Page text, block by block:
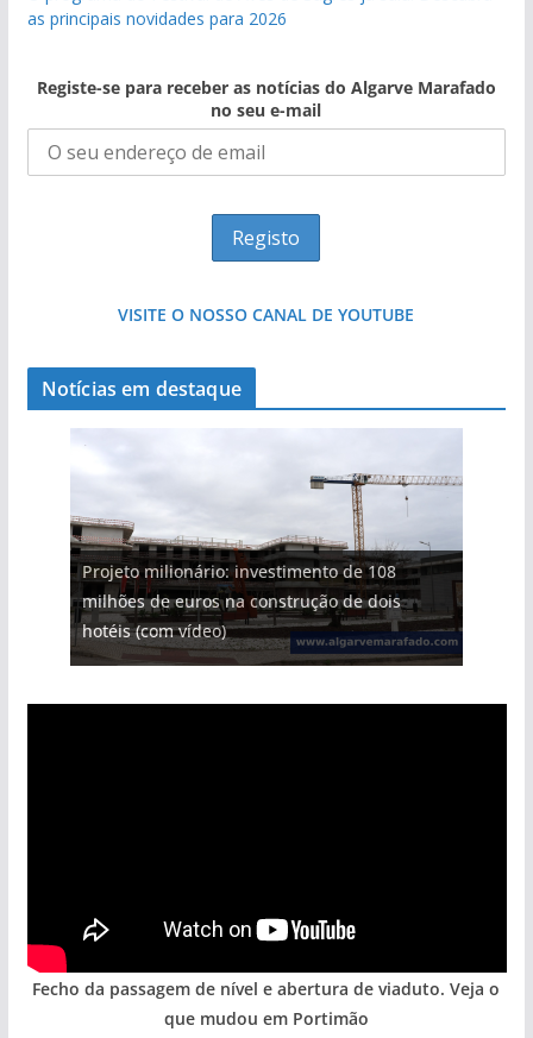
as principais novidades para 2026
Registe-se para receber as notícias do Algarve Marafado
no seu e-mail
VISITE O NOSSO CANAL DE YOUTUBE
Notícias em destaque
Projeto milionário: investimento de 108
milhões de euros na construção de dois
hotéis (com vídeo)
Fecho da passagem de nível e abertura de viaduto. Veja o
que mudou em Portimão